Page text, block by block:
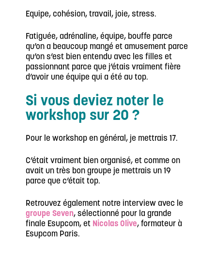
Equipe, cohésion, travail, joie, stress.
Fatiguée, adrénaline, équipe, bouffe parce
qu’on a beaucoup mangé et amusement parce
qu’on s’est bien entendu avec les filles et
passionnant parce que j’étais vraiment fière
d’avoir une équipe qui a été au top.
Si vous deviez noter le
workshop sur 20 ?
Pour le workshop en général, je mettrais 17.
C’était vraiment bien organisé, et comme on
avait un très bon groupe je mettrais un 19
parce que c’était top.
Retrouvez également notre interview avec le
groupe Seven, sélectionné pour la grande
finale Esupcom, et Nicolas Olive, formateur à
Esupcom Paris.